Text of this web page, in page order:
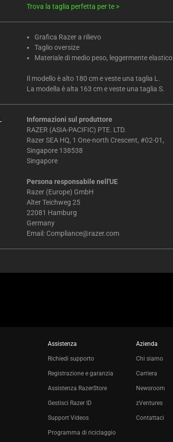
Trova la taglia perfetta per te >
Grafica Razer a rilievo
Taglio oversize
Materiale di medio peso, leggermente elastico
Il modello è alto 180 cm e veste una taglia L.
La modella è alta 163 cm e veste una taglia S.
Informazioni sul produttore
RAZER (ASIA-PACIFIC) PTE. LTD.
Razer SEA HQ, 1 One-north Crescent, #02-01,
Singapore 138538
Singapore
Persona responsabile nell'UE
Razer (Europe) GmbH
Alter Teichweg 25
22081 Hamburg
Germany
Email: Compliance@razer.com
Assistenza
Richiedi supporto
Registrazione e garanzia
Assistenza RazerStore
Gestisci Razer ID
Support Videos
Programma di riciclaggio
Azienda
Chi siamo
Carriera
Newsroom
zVentures
Contattaci